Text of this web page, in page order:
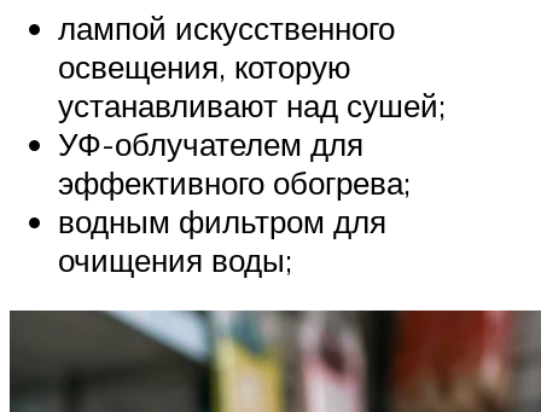
лампой искусственного
освещения, которую
устанавливают над сушей;
УФ-облучателем для
эффективного обогрева;
водным фильтром для
очищения воды;